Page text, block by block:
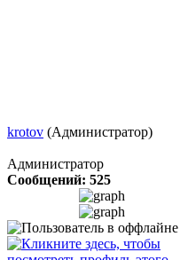
krotov (Администратор)
Администратор
Сообщений: 525